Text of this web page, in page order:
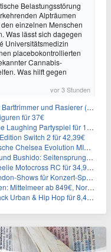
Belastungsstörung
Alpträumen
einzelnen Menschen
Was lässt sich dagegen
Universitätsmedizin
placebokontrollierten
Cannabis-
Was hilft gegen
vor 3 Stunden
und Rasierer (All in One) für 16€
für 37€
Partyspiel für 14,04€
Switch 2 für 42,39€
Evolution MID 54L für 29,99€
wäre kein Trennungsgrund
Motocross RC für 34,99€
für Konzert-Special filmen
ab 849€, Norwegen ab 999€ p.P.
Urban & Hip Hop für 8,49€